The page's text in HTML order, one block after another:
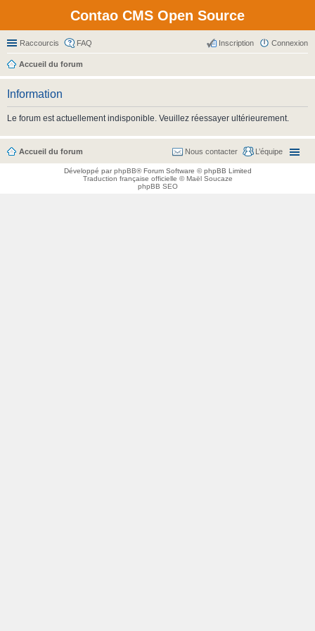
Contao CMS Open Source
Raccourcis FAQ Connexion
Inscription
Accueil du forum
Information
Le forum est actuellement indisponible. Veuillez réessayer ultérieurement.
Accueil du forum L’équipe
Nous contacter
Développé parphpBB® Forum Software © phpBB Limited
Traduction française officielle ©Maël Soucaze
phpBB SEO